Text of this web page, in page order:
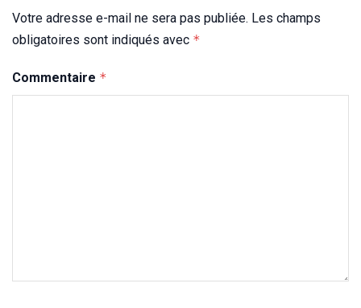
Votre adresse e-mail ne sera pas publiée. Les champs
obligatoires sont indiqués avec *
Commentaire *